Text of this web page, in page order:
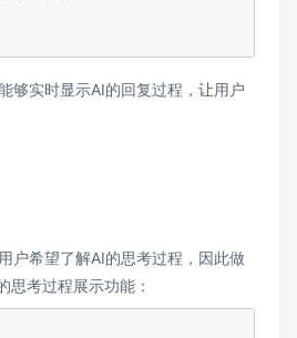
够实时显示AI的回复过程，让用户
户希望了解AI的思考过程，因此做
思考过程展示功能：